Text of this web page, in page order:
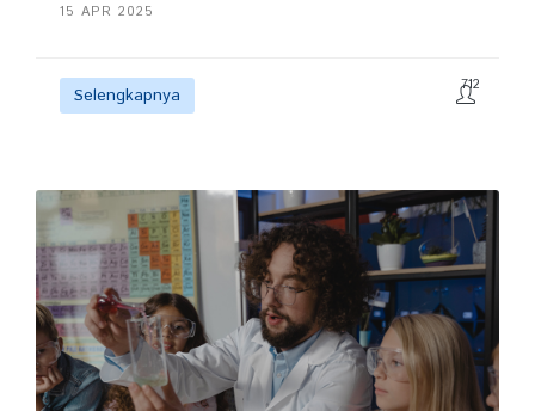
15 APR 2025
Selengkapnya 712